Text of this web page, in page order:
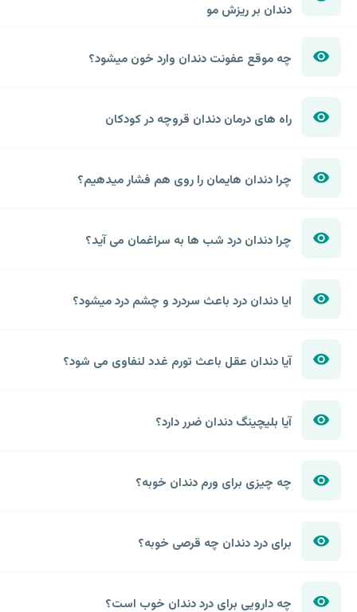
دندان بر ریزش مو
چه موقع عفونت دندان وارد خون میشود؟
راه های درمان دندان قروچه در کودکان
چرا دندان هایمان را روی هم فشار میدهیم؟
چرا دندان درد شب ها به سراغمان می آید؟
ایا دندان درد باعث سردرد و چشم درد میشود؟
آیا دندان عقل باعث تورم غدد لنفاوی می شود؟
آیا بلیچینگ دندان ضرر دارد؟
چه چیزی برای ورم دندان خوبه؟
برای درد دندان چه قرصی خوبه؟
چه دارویی برای درد دندان خوب است؟